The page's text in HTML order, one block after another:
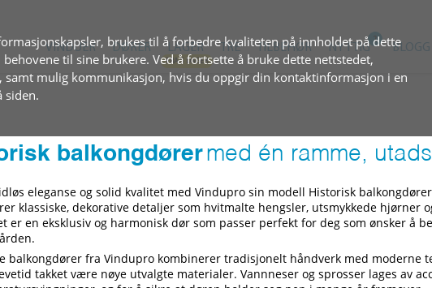
brukes til å forbedre kvaliteten på innholdet på dette
til sine brukere. Ved å fortsette å bruke dette nettstedet,
samt mulig kommunikasjon, hvis du oppgir din kontaktinformasjon i en
siden.
VINDUER DØRER LAGER TRE TILBEHØR NYTTIG BLOGG
balkongdørermed én ramme,
eleganse og solid kvalitet med Vindupro sin modell Historisk
klassiske, dekorative detaljer som hvitmalte hengsler, utsmykkede hjørner
er en eksklusiv og harmonisk dør som passer perfekt for deg som ønsker å
balkongdører fra Vindupro kombinerer tradisjonelt håndverk med moderne
takket være nøye utvalgte materialer. Vannneser og sprosser lages av